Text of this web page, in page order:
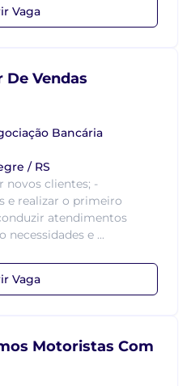
Vaga
De Vendas
Bancária
/ RS
novos clientes; -
e realizar o primeiro
atendimentos
e ...
Vaga
Motoristas Com